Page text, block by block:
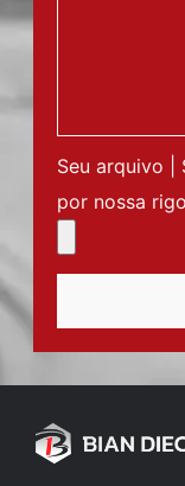
Seu arquivo |
por nossa